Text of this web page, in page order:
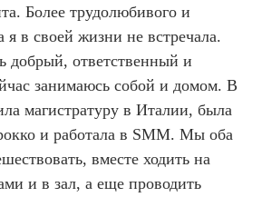
Более трудолюбивого и
я в своей жизни не встречала.
добрый, ответственный и
занимаюсь собой и домом. В
магистратуру в Италии, была
и работала в SMM. Мы оба
вместе ходить на
и в зал, а еще проводить